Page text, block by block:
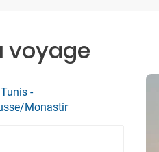
voyage
-
Monastir